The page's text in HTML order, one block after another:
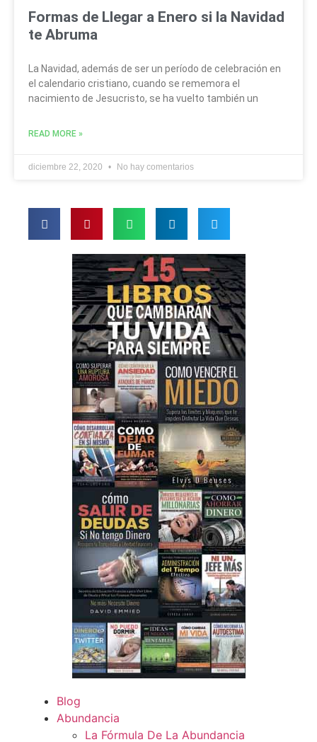
Formas de Llegar a Enero si la Navidad
te Abruma
La Navidad, además de ser un período de celebración en
el calendario cristiano, cuando se rememora el
nacimiento de Jesucristo, se ha vuelto también un
READ MORE »
diciembre 22, 2020 No hay comentarios
Blog
Abundancia
La Fórmula De La Abundancia